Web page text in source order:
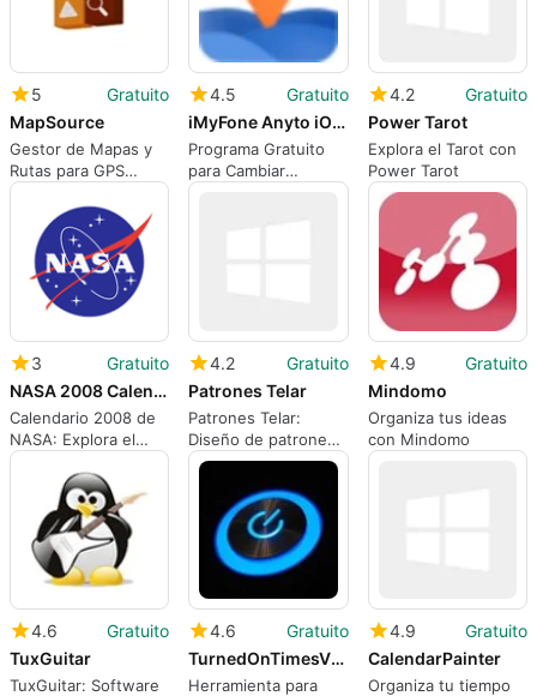
5
Gratuito
MapSource
Gestor de Mapas y
Rutas para GPS
Garmin
4.5
Gratuito
iMyFone Anyto iOS Location
Programa Gratuito
para Cambiar
Ubicación en iOS
4.2
Gratuito
Power Tarot
Explora el Tarot con
Power Tarot
3
Gratuito
NASA 2008 Calendar
Calendario 2008 de
NASA: Explora el
Espacio
4.2
Gratuito
Patrones Telar
Patrones Telar:
Diseño de patrones
para manualidades
4.9
Gratuito
Mindomo
Organiza tus ideas
con Mindomo
4.6
Gratuito
TuxGuitar
TuxGuitar: Software
4.6
Gratuito
TurnedOnTimesView
Herramienta para
4.9
Gratuito
CalendarPainter
Organiza tu tiempo